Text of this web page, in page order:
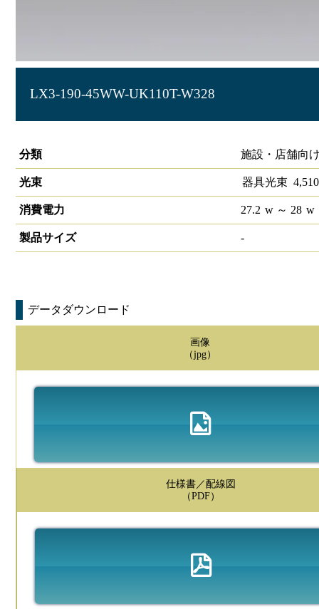
LX3-190-45WW-UK110T-W328
分類
施設・店舗向
光束 器具光束 4,510
消費電力 27.2 w～ 28 w
製品サイズ -
データダウンロード
画像
（jpg）
仕様書／配線図
（PDF）